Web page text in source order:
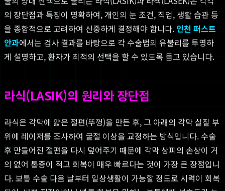
의 장단점과 특징이 명확하여, 개인의 눈 조건, 직업, 생활 습관 등
을 종합적으로 고려하여 신중하게 결정해야 합니다. 인천 퍼스트
안과에서는 검사 결과를 바탕으로 각 수술법의 유불리를 투명하
게 설명하고, 환자가 최적의 선택을 할 수 있도록 돕고 있습니다.
라식(LASIK)의 원리와 장단점
라식은 각막에 얇은 절편(뚜껑)을 만든 후, 그 아래의 각막 실질 부
위에 레이저를 조사하여 굴절 이상을 교정하는 방식입니다. 수술
후 만들어진 절편을 다시 덮어주기 때문에 각막 상피의 손상이 거
의 없어 통증이 적고 회복이 매우 빠르다는 것이 가장 큰 장점입니
다. 보통 수술 다음 날부터 일상생활이 가능할 정도로 시력이 회복